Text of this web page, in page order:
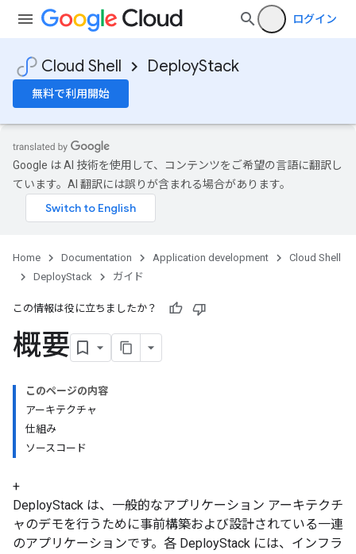
ログイン
Cloud Shell DeployStack
無料で利用開始
Google は AI 技術を使用して、コンテンツをご希望の言語に翻訳し
ています。AI 翻訳には誤りが含まれる場合があります。
Home Documentation Application development
Cloud Shell
DeployStack
ガイド
この情報は役に立ちましたか？
概要
このページの内容
アーキテクチャ
仕組み
ソースコード
+
DeployStack は、一般的なアプリケーション アーキテクチ
ャのデモを行うために事前構築および設計されている一連
のアプリケーションです。各 DeployStack には、インフラ